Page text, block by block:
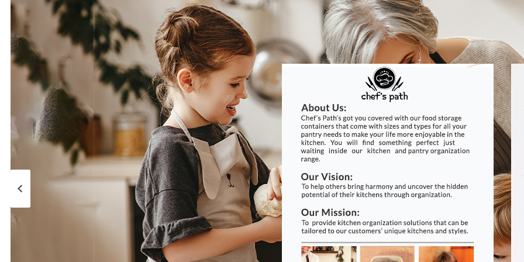
Pagina precedente